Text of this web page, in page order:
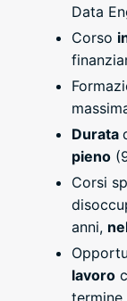
Data
Corso
Durata
pieno
Corsi
anni,
lavoro